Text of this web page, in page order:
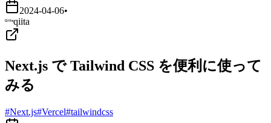
2024-04-06•
qiita
Next.js で Tailwind CSS を便利に使って
みる
#Next.js#Vercel#tailwindcss